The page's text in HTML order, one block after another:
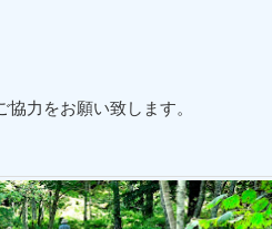
力をお願い致します。